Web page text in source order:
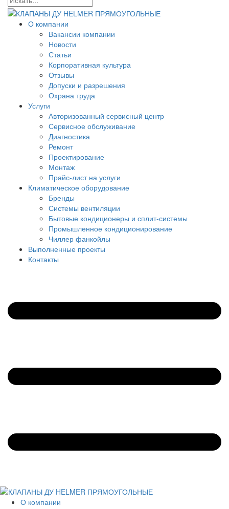
О компании
Вакансии компании
Новости
Статьи
Корпоративная культура
Отзывы
Допуски и разрешения
Охрана труда
Услуги
Авторизованный сервисный центр
Сервисное обслуживание
Диагностика
Ремонт
Проектирование
Монтаж
Прайс-лист на услуги
Климатическое оборудование
Бренды
Системы вентиляции
Бытовые кондиционеры и сплит-системы
Промышленное кондиционирование
Чиллер фанкойлы
Выполненные проекты
Контакты
О компании